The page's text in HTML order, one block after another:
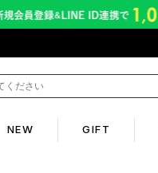
NEW GIFT